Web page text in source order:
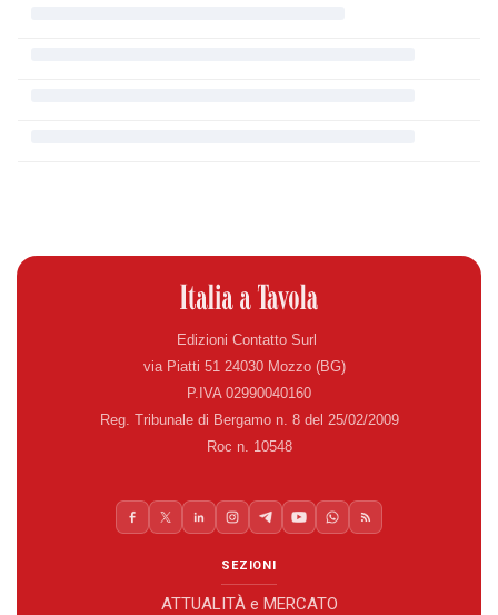
Edizioni Contatto Surl
via Piatti 51 24030 Mozzo (BG)
P.IVA 02990040160
Reg. Tribunale di Bergamo n. 8 del 25/02/2009
Roc n. 10548
SEZIONI
ATTUALITÀ e MERCATO